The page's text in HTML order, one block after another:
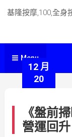
基隆按摩,100,全身
Menu
12 月
20
《盤前
營運回